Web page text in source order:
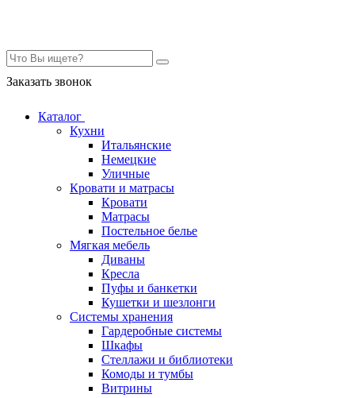
Заказать звонок
Каталог
Кухни
Итальянские
Немецкие
Уличные
Кровати и матрасы
Кровати
Матрасы
Постельное белье
Мягкая мебель
Диваны
Кресла
Пуфы и банкетки
Кушетки и шезлонги
Системы хранения
Гардеробные системы
Шкафы
Стеллажи и библиотеки
Комоды и тумбы
Витрины